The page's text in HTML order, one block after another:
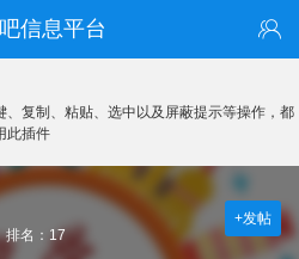
信息平台
复制、粘贴、选中以及屏蔽提示等操作，都
此插件
排名：17
+发帖